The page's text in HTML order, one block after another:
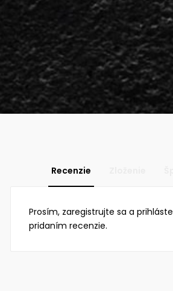
Recenzie
Prosím, zaregistrujte sa a
pridaním recenzie.